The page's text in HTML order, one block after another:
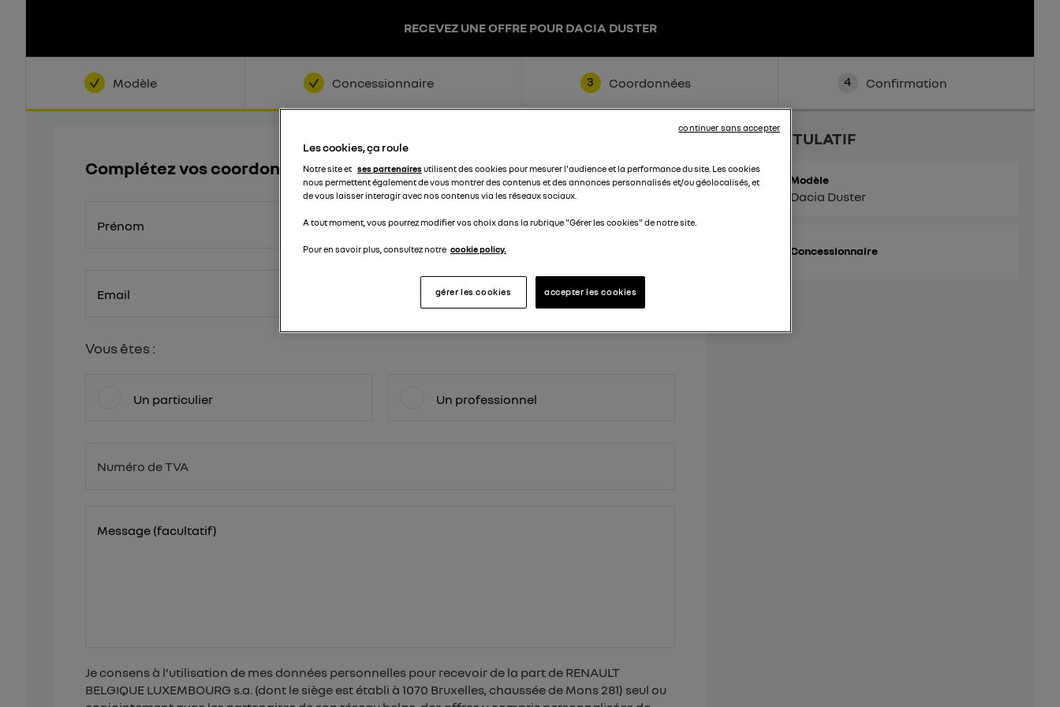
RECEVEZ UNE OFFRE POUR DACIA DUSTER
Modèle Concessionnaire 3 Coordonnées 4 Confirmation
Complétez vos coordonnées
Prénom Nom
Email Téléphone
Vous êtes :
Un particulier Un professionnel
Numéro de TVA
BE
Message (facultatif)
Je consens à l’utilisation de mes données personnelles pour recevoir de la part de RENAULT
BELGIQUE LUXEMBOURG s.a. (dont le siège est établi à 1070 Bruxelles, chaussée de Mons 281) seul ou
RÉCAPITULATIF
Modèle
Dacia Duster
Concessionnaire
Les cookies, ça roule
Notre site et ses partenairesutilisent des cookies pour mesurer l'audience et la performance du site. Les cookies
nous permettent également de vous montrer des contenus et des annonces personnalisés et/ou géolocalisés, et
de vous laisser interagir avec nos contenus via les réseaux sociaux.
A tout moment, vous pourrez modifier vos choix dans la rubrique "Gérer les cookies" de notre site.
Pour en savoir plus, consultez notre cookie policy.
accepter les cookies
gérer les cookies
continuer sans accepter